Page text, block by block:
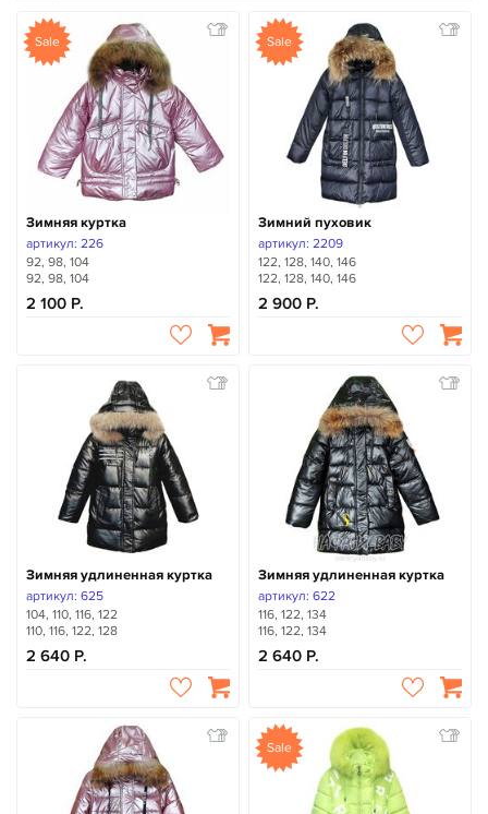
Sale
Зимняя куртка
артикул: 226
92, 98, 104
92, 98, 104
2 100
Sale
Зимний пуховик
артикул: 2209
122, 128, 140, 146
122, 128, 140, 146
2 900
Зимняя удлиненная куртка
артикул: 625
104, 110, 116, 122
110, 116, 122, 128
2 640
Зимняя удлиненная куртка
артикул: 622
116, 122, 134
116, 122, 134
2 640
Sale